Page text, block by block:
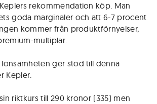
rekommendation köp. Man
goda marginaler och att 6-7 procent
kommer från produktförnyelser,
multiplar.
lönsamheten ger stöd till denna
Kepler.
riktkurs till 290 kronor (335) men